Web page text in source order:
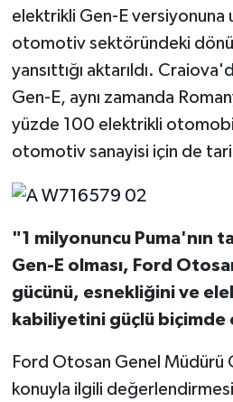
elektrikli Gen-E versiyonuna
otomotiv sektöründeki
yansıttığı aktarıldı.
Gen-E, aynı zamanda
yüzde 100 elektrikli
otomotiv sanayisi için de
"1 milyonuncu Puma'nın
Gen-E olması, Ford
gücünü, esnekliğini ve
kabiliyetini güçlü
Ford Otosan Genel Müdürü
konuyla ilgili